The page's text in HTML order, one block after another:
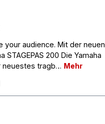
your audience. Mit der neuen
STAGEPAS 200 Die Yamaha
neuestes tragb… Mehr